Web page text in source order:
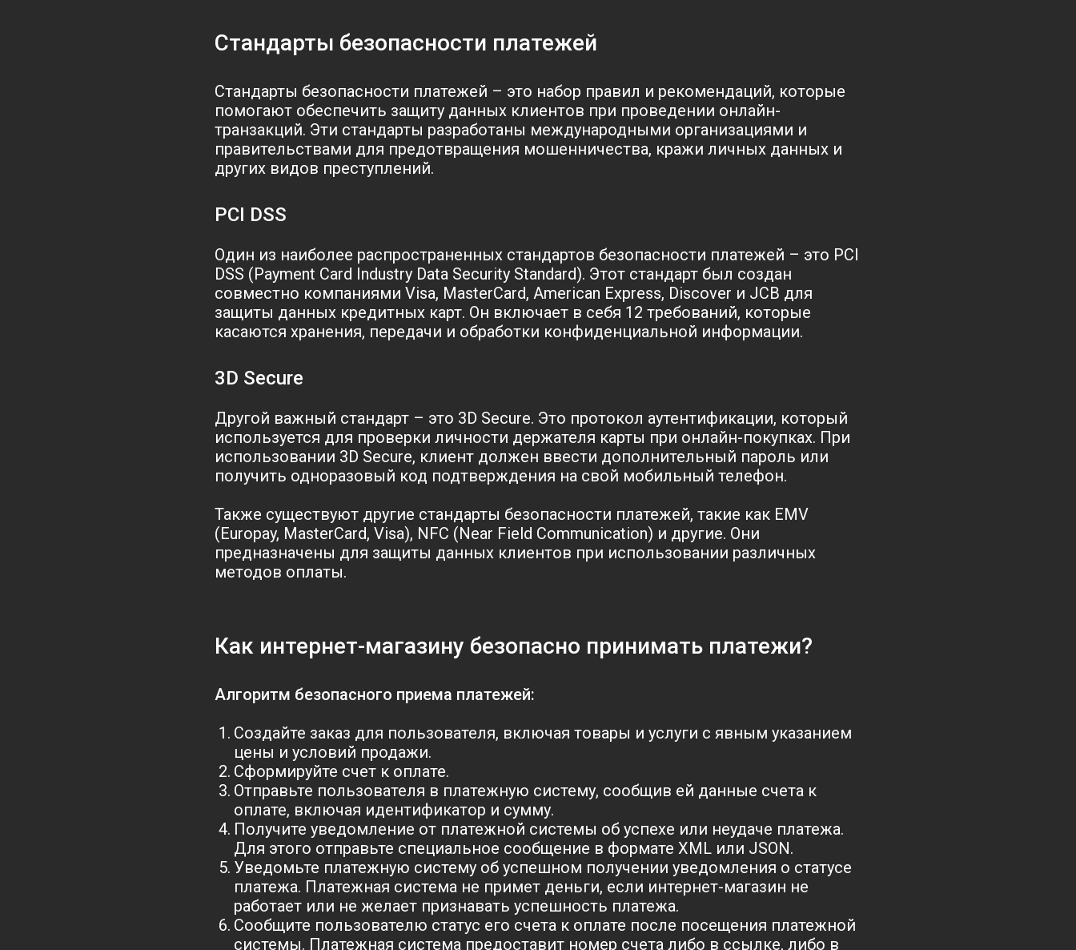
Стандарты безопасности платежей
Стандарты безопасности платежей – это набор правил и рекомендаций, которые
помогают обеспечить защиту данных клиентов при проведении онлайн-
транзакций. Эти стандарты разработаны международными организациями и
правительствами для предотвращения мошенничества, кражи личных данных и
других видов преступлений.
PCI DSS
Один из наиболее распространенных стандартов безопасности платежей – это PCI
DSS (Payment Card Industry Data Security Standard). Этот стандарт был создан
совместно компаниями Visa, MasterCard, American Express, Discover и JCB для
защиты данных кредитных карт. Он включает в себя 12 требований, которые
касаются хранения, передачи и обработки конфиденциальной информации.
3D Secure
Другой важный стандарт – это 3D Secure. Это протокол аутентификации, который
используется для проверки личности держателя карты при онлайн-покупках. При
использовании 3D Secure, клиент должен ввести дополнительный пароль или
получить одноразовый код подтверждения на свой мобильный телефон.
Также существуют другие стандарты безопасности платежей, такие как EMV
(Europay, MasterCard, Visa), NFC (Near Field Communication) и другие. Они
предназначены для защиты данных клиентов при использовании различных
методов оплаты.
Как интернет-магазину безопасно принимать платежи?
Алгоритм безопасного приема платежей:
Создайте заказ для пользователя, включая товары и услуги с явным указанием
цены и условий продажи.
Сформируйте счет к оплате.
Отправьте пользователя в платежную систему, сообщив ей данные счета к
оплате, включая идентификатор и сумму.
Получите уведомление от платежной системы об успехе или неудаче платежа.
Для этого отправьте специальное сообщение в формате XML или JSON.
Уведомьте платежную систему об успешном получении уведомления о статусе
платежа. Платежная система не примет деньги, если интернет-магазин не
работает или не желает признавать успешность платежа.
Сообщите пользователю статус его счета к оплате после посещения платежной
системы. Платежная система предоставит номер счета либо в ссылке, либо в